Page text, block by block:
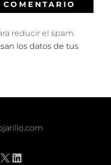
reducir el spam.
los datos de tus
X LinkedIn